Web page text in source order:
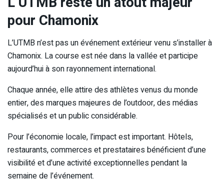
pour Chamonix
L’UTMB n’est pas un événement extérieur venu s’installer à
Chamonix. La course est née dans la vallée et participe
aujourd’hui à son rayonnement international.
Chaque année, elle attire des athlètes venus du monde
entier, des marques majeures de l’outdoor, des médias
spécialisés et un public considérable.
Pour l’économie locale, l’impact est important. Hôtels,
restaurants, commerces et prestataires bénéficient d’une
visibilité et d’une activité exceptionnelles pendant la
semaine de l’événement.